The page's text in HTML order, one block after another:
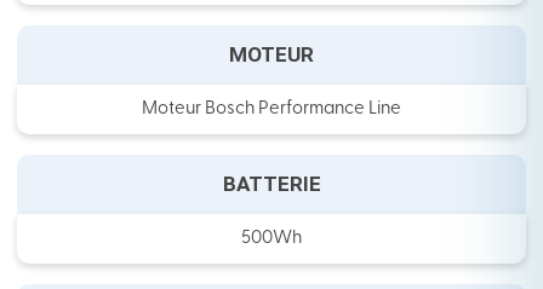
MOTEUR
Moteur Bosch Performance Line
BATTERIE
500Wh